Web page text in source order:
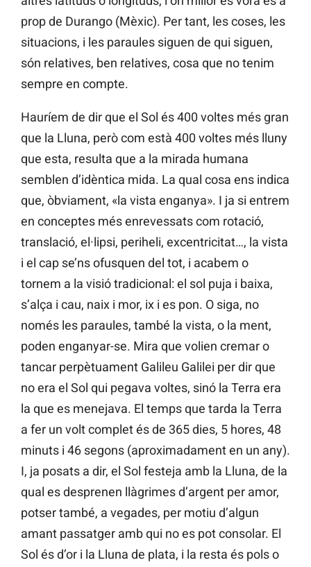
prop de Durango (Mèxic). Per tant, les coses, les
situacions, i les paraules siguen de qui siguen,
són relatives, ben relatives, cosa que no tenim
sempre en compte.
Hauríem de dir que el Sol és 400 voltes més gran
que la Lluna, però com està 400 voltes més lluny
que esta, resulta que a la mirada humana
semblen d’idèntica mida. La qual cosa ens indica
que, òbviament, «la vista enganya». I ja si entrem
en conceptes més enrevessats com rotació,
translació, el·lipsi, periheli, excentricitat…, la vista
i el cap se’ns ofusquen del tot, i acabem o
tornem a la visió tradicional: el sol puja i baixa,
s’alça i cau, naix i mor, ix i es pon. O siga, no
només les paraules, també la vista, o la ment,
poden enganyar-se. Mira que volien cremar o
tancar perpètuament Galileu Galilei per dir que
no era el Sol qui pegava voltes, sinó la Terra era
la que es menejava. El temps que tarda la Terra
a fer un volt complet és de 365 dies, 5 hores, 48
minuts i 46 segons (aproximadament en un any).
I, ja posats a dir, el Sol festeja amb la Lluna, de la
qual es desprenen llàgrimes d’argent per amor,
potser també, a vegades, per motiu d’algun
amant passatger amb qui no es pot consolar. El
Sol és d’or i la Lluna de plata, i la resta és pols o